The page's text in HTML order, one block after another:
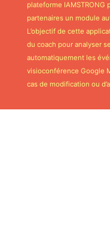
plateforme
partenaires un module
L’objectif de cette
du coach pour analyser
automatiquement les
visioconférence Google
cas de modification ou